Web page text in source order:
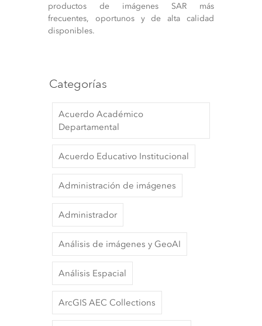
productos de imágenes SAR más
frecuentes, oportunos y de alta calidad
disponibles.
Categorías
Acuerdo Académico
Departamental
Acuerdo Educativo Institucional
Administración de imágenes
Administrador
Análisis de imágenes y GeoAI
Análisis Espacial
ArcGIS AEC Collections